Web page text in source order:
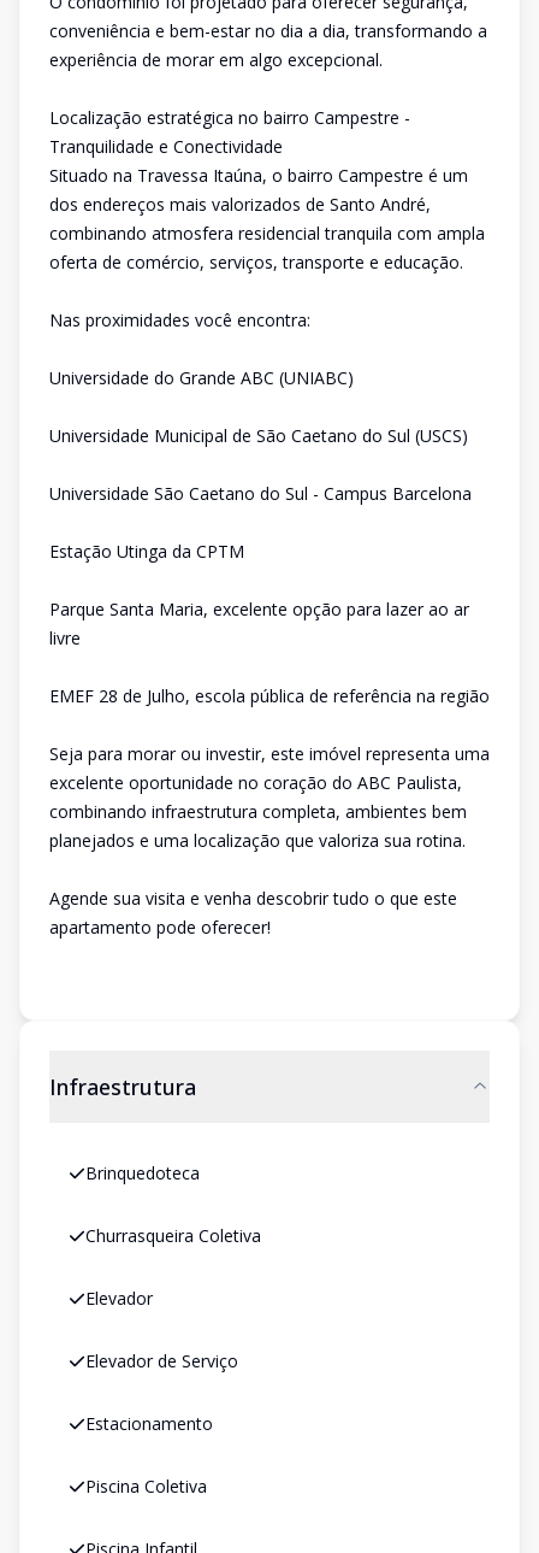
conveniência e bem-estar no dia a dia, transformando a
experiência de morar em algo excepcional.
Localização estratégica no bairro Campestre -
Tranquilidade e Conectividade
Situado na Travessa Itaúna, o bairro Campestre é um
dos endereços mais valorizados de Santo André,
combinando atmosfera residencial tranquila com ampla
oferta de comércio, serviços, transporte e educação.
Nas proximidades você encontra:
Universidade do Grande ABC (UNIABC)
Universidade Municipal de São Caetano do Sul (USCS)
Universidade São Caetano do Sul - Campus Barcelona
Estação Utinga da CPTM
Parque Santa Maria, excelente opção para lazer ao ar
livre
EMEF 28 de Julho, escola pública de referência na região
Seja para morar ou investir, este imóvel representa uma
excelente oportunidade no coração do ABC Paulista,
combinando infraestrutura completa, ambientes bem
planejados e uma localização que valoriza sua rotina.
Agende sua visita e venha descobrir tudo o que este
apartamento pode oferecer!
Infraestrutura
Brinquedoteca
Churrasqueira Coletiva
Elevador
Elevador de Serviço
Estacionamento
Piscina Coletiva